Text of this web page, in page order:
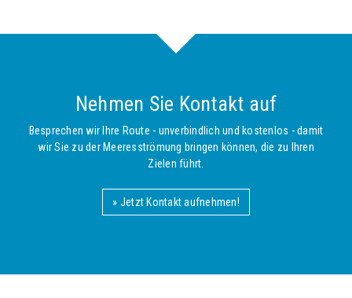
Nehmen Sie Kontakt auf
Besprechen wir Ihre Route - unverbindlich und kostenlos - damit
wir Sie zu der Meeresströmung bringen können, die zu Ihren
Zielen führt.
» Jetzt Kontakt aufnehmen!